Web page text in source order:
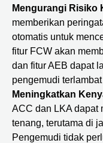
Mengurangi Risiko
memberikan
otomatis untuk
fitur FCW akan
dan fitur AEB dapat
pengemudi
Meningkatkan
ACC dan LKA dapat
tenang, terutama di
Pengemudi tidak